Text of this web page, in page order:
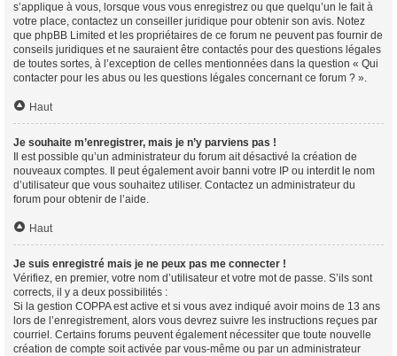
s’applique à vous, lorsque vous vous enregistrez ou que quelqu’un le fait à
votre place, contactez un conseiller juridique pour obtenir son avis. Notez
que phpBB Limited et les propriétaires de ce forum ne peuvent pas fournir de
conseils juridiques et ne sauraient être contactés pour des questions légales
de toutes sortes, à l’exception de celles mentionnées dans la question « Qui
contacter pour les abus ou les questions légales concernant ce forum ? ».
Haut
Je souhaite m’enregistrer, mais je n’y parviens pas !
Il est possible qu’un administrateur du forum ait désactivé la création de
nouveaux comptes. Il peut également avoir banni votre IP ou interdit le nom
d’utilisateur que vous souhaitez utiliser. Contactez un administrateur du
forum pour obtenir de l’aide.
Haut
Je suis enregistré mais je ne peux pas me connecter !
Vérifiez, en premier, votre nom d’utilisateur et votre mot de passe. S’ils sont
corrects, il y a deux possibilités :
Si la gestion COPPA est active et si vous avez indiqué avoir moins de 13 ans
lors de l’enregistrement, alors vous devrez suivre les instructions reçues par
courriel. Certains forums peuvent également nécessiter que toute nouvelle
création de compte soit activée par vous-même ou par un administrateur